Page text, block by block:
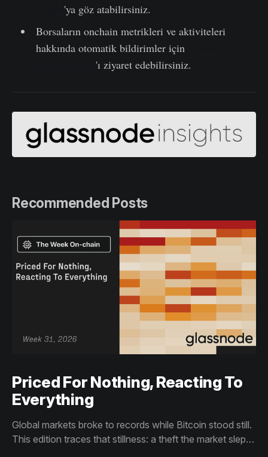
'ya göz atabilirsiniz.
Borsaların onchain metrikleri ve aktiviteleri
hakkında otomatik bildirimler için
'ı ziyaret edebilirsiniz.
Recommended Posts
Priced For Nothing, Reacting To
Everything
Global markets broke to records while Bitcoin stood still.
This edition traces that stillness: a theft the market slept